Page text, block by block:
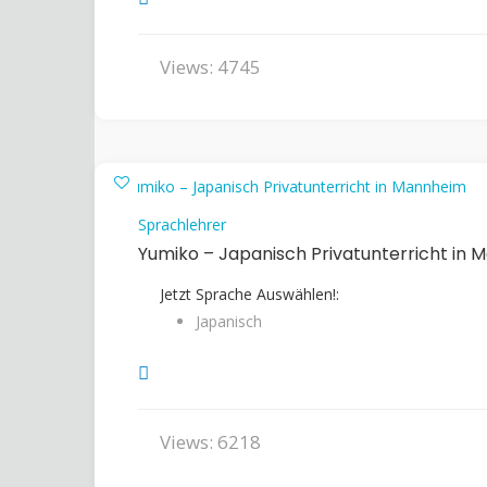
Views: 4745
Sprachlehrer
Yumiko – Japanisch Privatunterricht in
Jetzt Sprache Auswählen!:
Japanisch
Views: 6218